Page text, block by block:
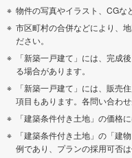
物件の写真やイラスト、CGな
市区町村の合併などにより、
ださい。
「新築一戸建て」には、完成
る場合があります。
「新築一戸建て」には、販売
項目もあります。各問い合わせ
「建築条件付き土地」の価格
「建築条件付き土地」の「建
例であり、プランの採用可否は